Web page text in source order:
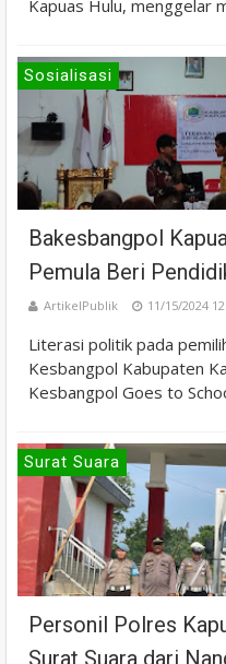
Kapuas Hulu, menggelar
Sosialisasi
Bakesbangpol
Pemula Beri
ArtikelPublik 11/15/2024
Literasi politik pada
Kesbangpol Kabupaten
Kesbangpol Goes to
Surat Suara
Personil Polres
Surat Suara dari